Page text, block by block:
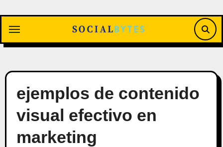
contenido
ejemplos de contenido
visual efectivo en
marketing